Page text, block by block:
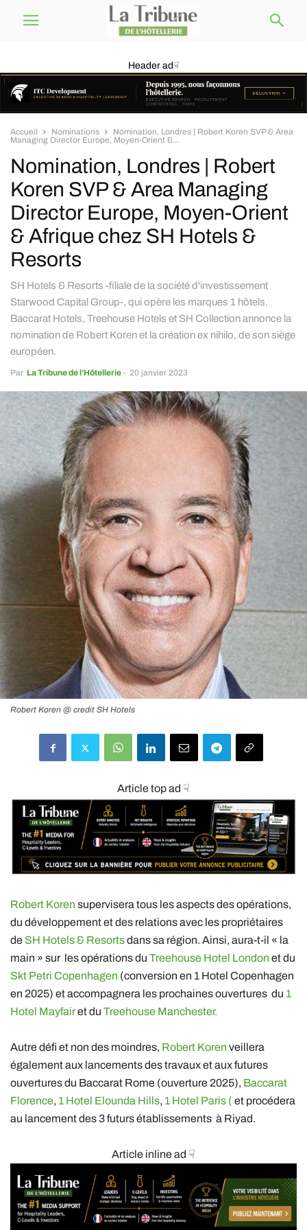
Header ad☟
Accueil Nominations
Nomination, Londres | Robert Koren SVP & Area
Managing Director Europe, Moyen-Orient &...
Nomination, Londres | Robert
Koren SVP & Area Managing
Director Europe, Moyen-Orient
& Afrique chez SH Hotels &
Resorts
SH Hotels & Resorts -filiale de la société d'investissement
Starwood Capital Group-, qui opère les marques 1 hôtels,
Baccarat Hotels, Treehouse Hotels et SH Collection annonce la
nomination de Robert Koren et la création ex nihilo, de son siège
européen.
Par La Tribune de l’Hôtellerie - 20 janvier 2023
Robert Koren @ credit SH Hotels
Article top ad ☟
Robert Koren supervisera tous les aspects des opérations,
du développement et des relations avec les propriétaires
de SH Hotels & Resortsdans sa région. Ainsi, aura-t-il « la
main » sur les opérations du Treehouse Hotel London et du
Skt Petri Copenhagen (conversion en 1 Hotel Copenhagen
en 2025) et accompagnera les prochaines ouvertures du 1
Hotel Mayfairet du Treehouse Manchester.
Autre défi et non des moindres, Robert Koren veillera
également aux lancements des travaux et aux futures
ouvertures du Baccarat Rome (ouverture 2025), Baccarat
Florence, 1 Hotel Elounda Hills, 1 Hotel Paris ( et procédera
au lancement des 3 futurs établissements à Riyad.
Article inline ad ☟